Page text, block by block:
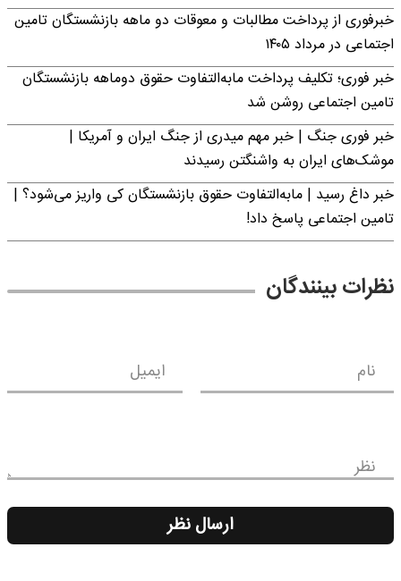
خبرفوری از پرداخت مطالبات و معوقات دو ماهه بازنشستگان تامین
اجتماعی در مرداد ۱۴۰۵
خبر فوری؛ تکلیف پرداخت مابه‌التفاوت حقوق دوماهه بازنشستگان
تامین اجتماعی روشن شد
خبر فوری جنگ | خبر مهم میدری از جنگ ایران و آمریکا |
موشک‌های ایران به واشنگتن رسیدند
خبر داغ رسید | مابه‌التفاوت حقوق بازنشستگان کی واریز می‌شود؟ |
تامین اجتماعی پاسخ داد!
نظرات بینندگان
نام ایمیل
نظر
ارسال نظر